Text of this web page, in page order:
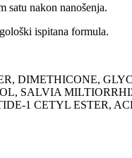
satu nakon nanošenja.
ispitana formula.
DIMETHICONE,
SALVIA
1 CETYL ESTER,